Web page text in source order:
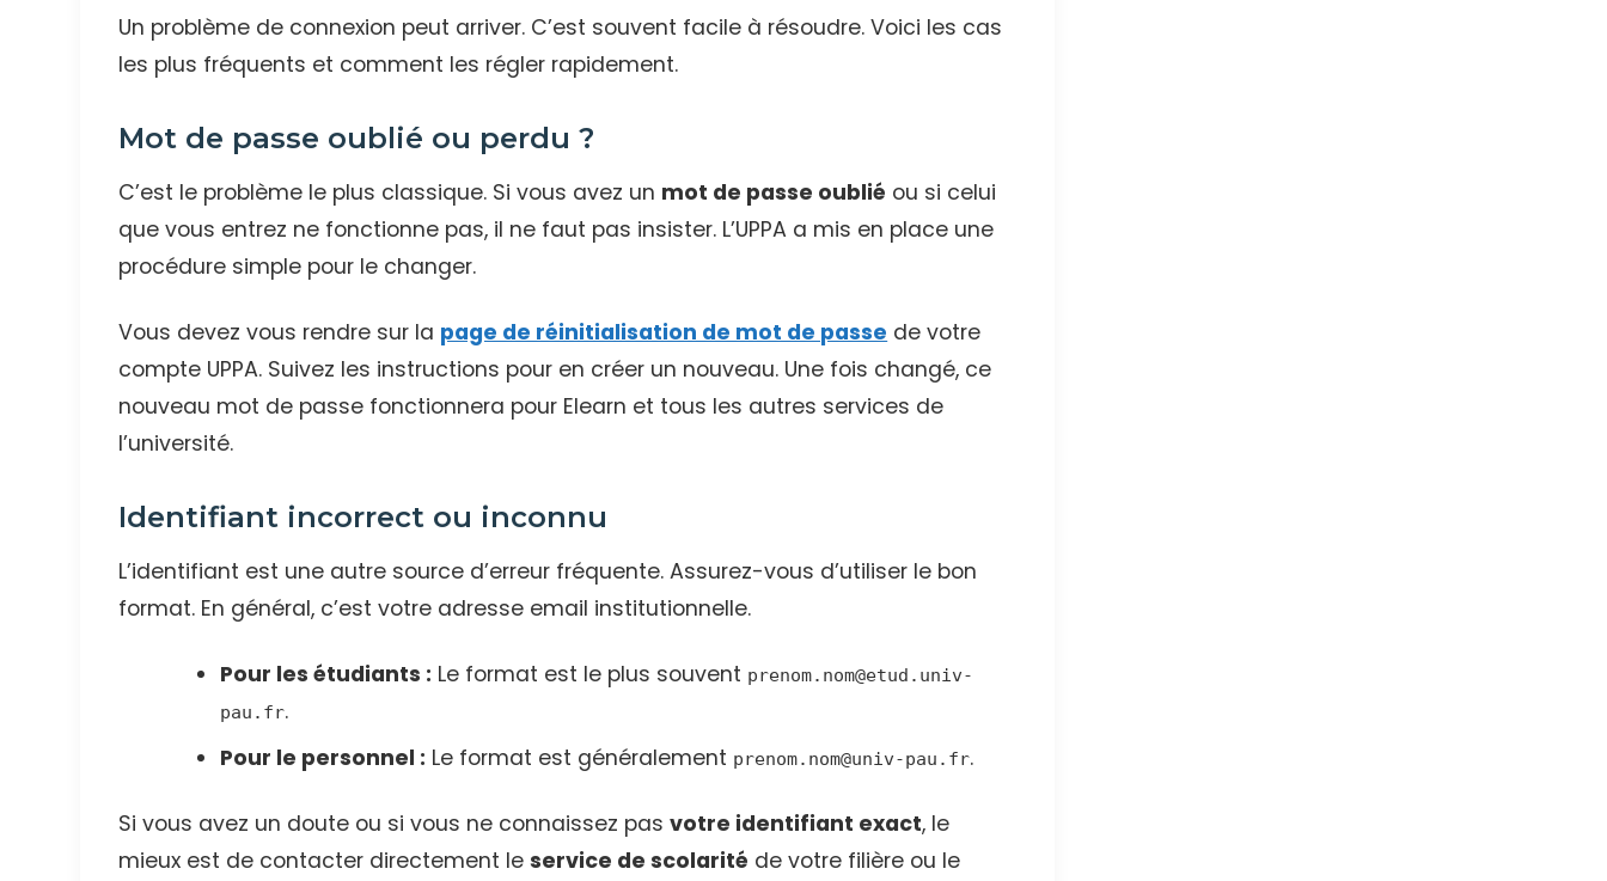
Un problème de connexion peut arriver. C’est souvent facile à résoudre. Voici les cas
les plus fréquents et comment les régler rapidement.
Mot de passe oublié ou perdu ?
C’est le problème le plus classique. Si vous avez un mot de passe oublié ou si celui
que vous entrez ne fonctionne pas, il ne faut pas insister. L’UPPA a mis en place une
procédure simple pour le changer.
Vous devez vous rendre sur la page de réinitialisation de mot de passe de votre
compte UPPA. Suivez les instructions pour en créer un nouveau. Une fois changé, ce
nouveau mot de passe fonctionnera pour Elearn et tous les autres services de
l’université.
Identifiant incorrect ou inconnu
L’identifiant est une autre source d’erreur fréquente. Assurez-vous d’utiliser le bon
format. En général, c’est votre adresse email institutionnelle.
Pour les étudiants : Le format est le plus souvent prenom.nom@etud.univ-
pau.fr.
Pour le personnel : Le format est généralement prenom.nom@univ-pau.fr.
Si vous avez un doute ou si vous ne connaissez pasvotre identifiant exact, le
mieux est de contacter directement leservice de scolarité de votre filière ou le